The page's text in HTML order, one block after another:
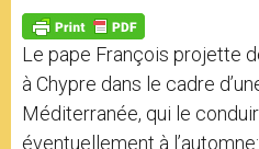
p
p
g
e
r
o
k
Le pape François projette
à Chypre dans le cadre
Méditerranée, qui le
éventuellement à